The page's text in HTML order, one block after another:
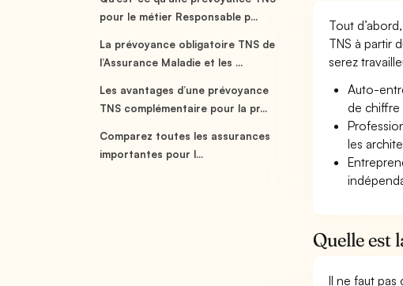
pour le métier Responsable p...
La prévoyance obligatoire TNS de
l’Assurance Maladie et les ...
Les avantages d’une prévoyance
TNS complémentaire pour la pr...
Comparez toutes les assurances
importantes pour l...
Tout
TNS à partir
serez
Auto-
de chiffre
les
Quelle est
Il ne faut pas